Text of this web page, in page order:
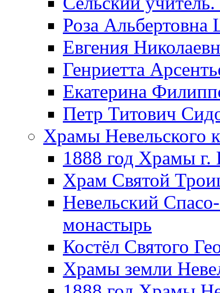
Роза
Евгения
Генриетта
Екатерина
Петр Титович
Храмы Невельского
1888 год Храмы г.
Храм Святой
Невельский
монастырь
Костёл Святого
Храмы земли